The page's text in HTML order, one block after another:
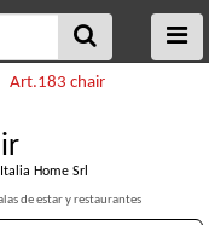
Art.183 chair
Home Srl
de estar y restaurantes